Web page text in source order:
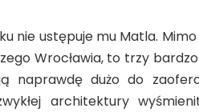
nie ustępuje mu Matla.
Wrocławia, to trzy
naprawdę dużo do
architektury